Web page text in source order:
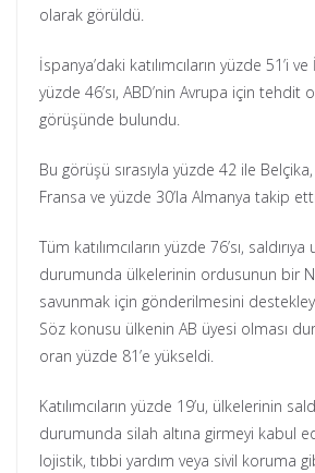
olarak görüldü.
İspanya’daki katılımcıların yüzde 51’i
yüzde 46’sı, ABD’nin Avrupa için tehdit
görüşünde bulundu.
Bu görüşü sırasıyla yüzde 42 ile
Fransa ve yüzde 30’la Almanya takip
Tüm katılımcıların yüzde 76’sı, saldırıya
durumunda ülkelerinin ordusunun bir
savunmak için gönderilmesini
Söz konusu ülkenin AB üyesi olması
oran yüzde 81’e yükseldi.
Katılımcıların yüzde 19’u, ülkelerinin
durumunda silah altına girmeyi kabul
lojistik, tıbbi yardım veya sivil koruma